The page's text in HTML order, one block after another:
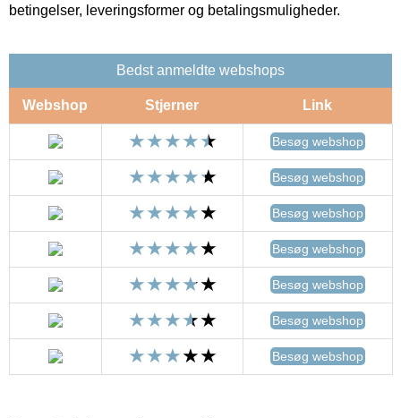
betingelser, leveringsformer og betalingsmuligheder.
Bedst anmeldte webshops
Webshop Stjerner Link
Besøg webshop
Besøg webshop
Besøg webshop
Besøg webshop
Besøg webshop
Besøg webshop
Besøg webshop